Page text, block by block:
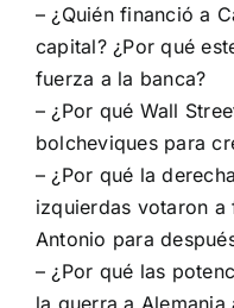
– ¿Quién financió a
capital? ¿Por qué
fuerza a la banca?
– ¿Por qué Wall
bolcheviques para
– ¿Por qué la
izquierdas votaron
Antonio para
– ¿Por qué las
la guerra a